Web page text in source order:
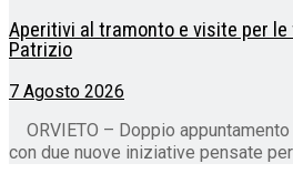
Aperitivi al tramonto e visite per
Patrizio
7 Agosto 2026
ORVIETO – Doppio
con due nuove iniziative pensate per